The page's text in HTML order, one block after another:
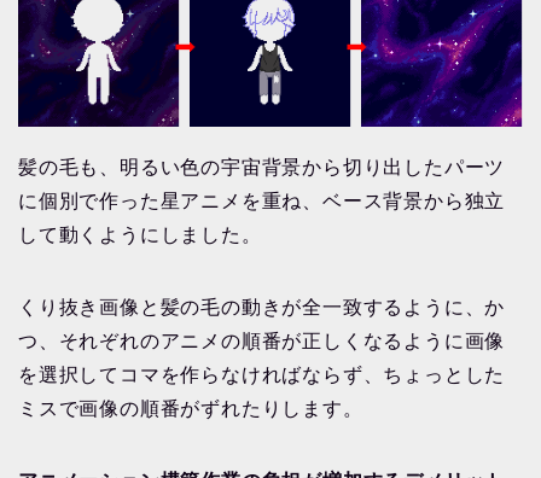
髪の毛も、明るい色の宇宙背景から切り出したパーツ
に個別で作った星アニメを重ね、ベース背景から独立
して動くようにしました。
くり抜き画像と髪の毛の動きが全一致するように、か
つ、それぞれのアニメの順番が正しくなるように画像
を選択してコマを作らなければならず、ちょっとした
ミスで画像の順番がずれたりします。